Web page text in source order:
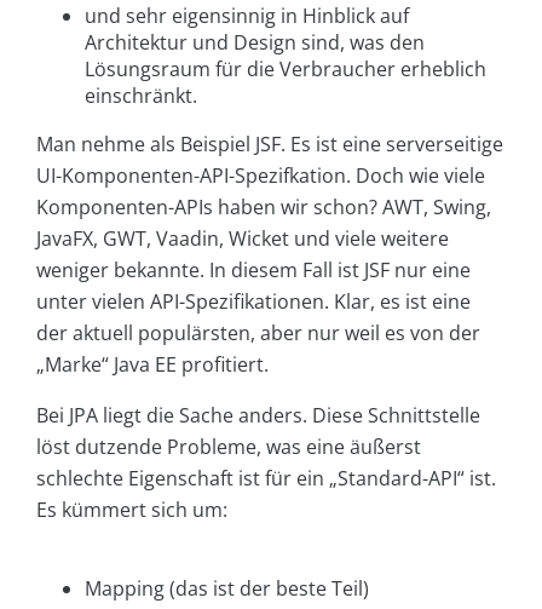
und sehr eigensinnig in Hinblick auf
Architektur und Design sind, was den
Lösungsraum für die Verbraucher erheblich
einschränkt.
Man nehme als Beispiel JSF. Es ist eine serverseitige
UI-Komponenten-API-Spezifkation. Doch wie viele
Komponenten-APIs haben wir schon? AWT, Swing,
JavaFX, GWT, Vaadin, Wicket und viele weitere
weniger bekannte. In diesem Fall ist JSF nur eine
unter vielen API-Spezifikationen. Klar, es ist eine
der aktuell populärsten, aber nur weil es von der
„Marke“ Java EE profitiert.
Bei JPA liegt die Sache anders. Diese Schnittstelle
löst dutzende Probleme, was eine äußerst
schlechte Eigenschaft ist für ein „Standard-API“ ist.
Es kümmert sich um:
Mapping (das ist der beste Teil)